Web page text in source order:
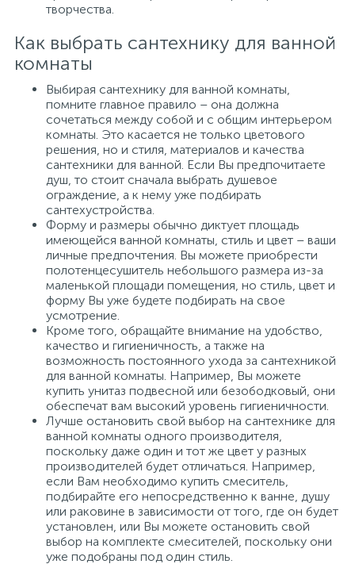
творчества.
Как выбрать сантехнику для ванной
комнаты
Выбирая сантехнику для ванной комнаты,
помните главное правило – она должна
сочетаться между собой и с общим интерьером
комнаты. Это касается не только цветового
решения, но и стиля, материалов и качества
сантехники для ванной. Если Вы предпочитаете
душ, то стоит сначала выбрать душевое
ограждение, а к нему уже подбирать
сантехустройства.
Форму и размеры обычно диктует площадь
имеющейся ванной комнаты, стиль и цвет – ваши
личные предпочтения. Вы можете приобрести
полотенцесушитель небольшого размера из-за
маленькой площади помещения, но стиль, цвет и
форму Вы уже будете подбирать на свое
усмотрение.
Кроме того, обращайте внимание на удобство,
качество и гигиеничность, а также на
возможность постоянного ухода за сантехникой
для ванной комнаты. Например, Вы можете
купить унитаз подвесной или безободковый, они
обеспечат вам высокий уровень гигиеничности.
Лучше остановить свой выбор на сантехнике для
ванной комнаты одного производителя,
поскольку даже один и тот же цвет у разных
производителей будет отличаться. Например,
если Вам необходимо купить смеситель,
подбирайте его непосредственно к ванне, душу
или раковине в зависимости от того, где он будет
установлен, или Вы можете остановить свой
выбор на комплекте смесителей, поскольку они
уже подобраны под один стиль.